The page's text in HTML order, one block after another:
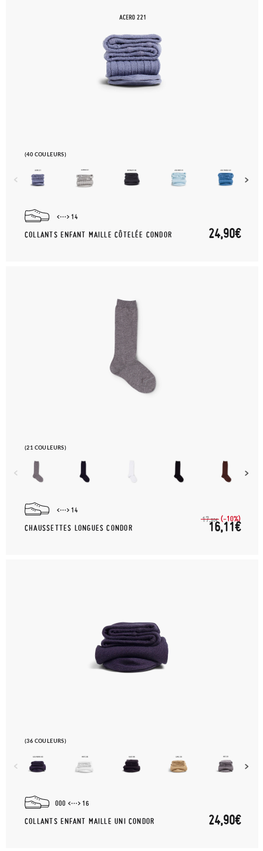
(40 COULEURS)
14
COLLANTS ENFANT MAILLE CÔTELÉE CONDOR 24,90€
(21 COULEURS)
14
CHAUSSETTES LONGUES CONDOR
17,90€ (-10%)
16,11€
(36 COULEURS)
000 16
COLLANTS ENFANT MAILLE UNI CONDOR 24,90€